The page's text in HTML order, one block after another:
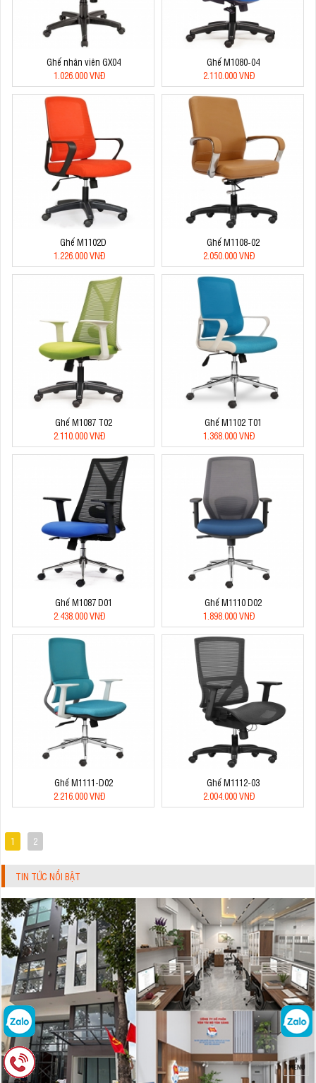
Ghế nhân viên GX04
1.026.000 VNĐ
Ghế M1080-04
2.110.000 VNĐ
Ghế M1102D
1.226.000 VNĐ
Ghế M1108-02
2.050.000 VNĐ
Ghế M1087 T02
2.110.000 VNĐ
Ghế M1102 T01
1.368.000 VNĐ
Ghế M1087 D01
2.438.000 VNĐ
Ghế M1110 D02
1.898.000 VNĐ
Ghế M1111-D02
2.216.000 VNĐ
Ghế M1112-03
2.004.000 VNĐ
1 2
TIN TỨC NỔI BẬT